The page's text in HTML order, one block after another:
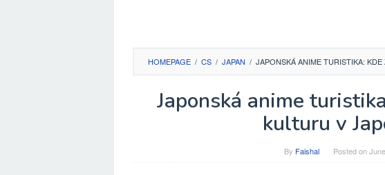
HOMEPAGE / CS / JAPAN / JAPONSKÁ ANIME TURISTIKA:
Japonská anime
kulturu v
By Faishal Posted on